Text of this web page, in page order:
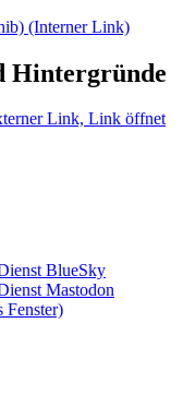
(Interner Link)
Hintergründe
Link, Link öffnet
BlueSky
Mastodon
Fenster)